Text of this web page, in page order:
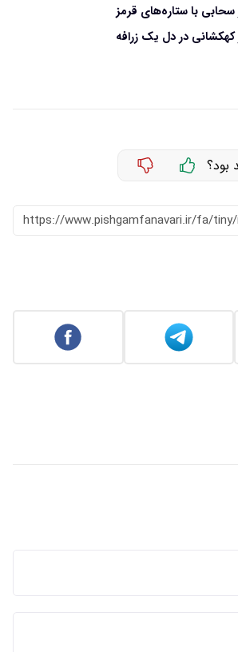
سحابی با ستاره‌های قرمز
کهکشانی در دل یک زرافه
بود؟
https://www.pishgamfanavari.ir/fa/